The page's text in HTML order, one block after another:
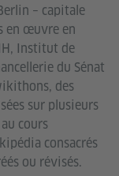
– capitale
en œuvre en
Institut de
du Sénat
des
sur plusieurs
cours
consacrés
ou révisés.